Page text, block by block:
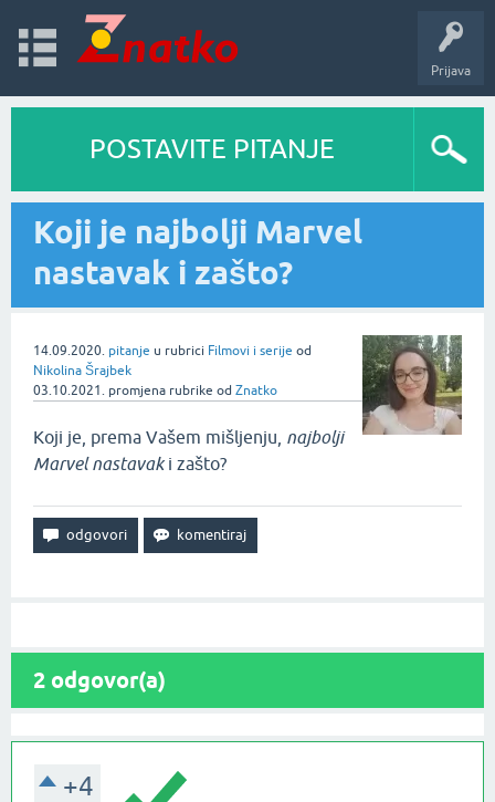
Prijava
POSTAVITE PITANJE
Koji je najbolji Marvel
nastavak i zašto?
14.09.2020. pitanje u rubrici Filmovi i serije od
Nikolina Šrajbek
03.10.2021. promjena rubrike od Znatko
Koji je, prema Vašem mišljenju, najbolji
Marvel nastavaki zašto?
2 odgovor(a)
+4